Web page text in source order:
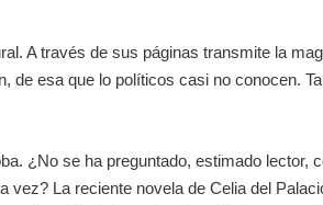
A través de sus páginas transmite la
esa que lo políticos casi no conocen.
¿No se ha preguntado, estimado lector,
La reciente novela de Celia del